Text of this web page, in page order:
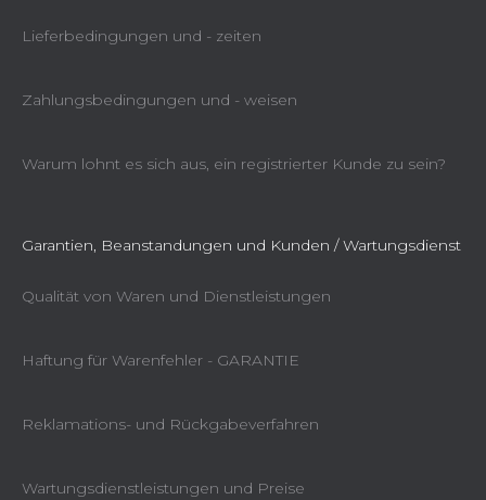
Lieferbedingungen und - zeiten
Zahlungsbedingungen und - weisen
Warum lohnt es sich aus, ein registrierter Kunde zu sein?
Garantien, Beanstandungen und Kunden / Wartungsdienst
Qualität von Waren und Dienstleistungen
Haftung für Warenfehler - GARANTIE
Reklamations- und Rückgabeverfahren
Wartungsdienstleistungen und Preise